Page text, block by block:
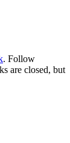
. Follow
are closed, but